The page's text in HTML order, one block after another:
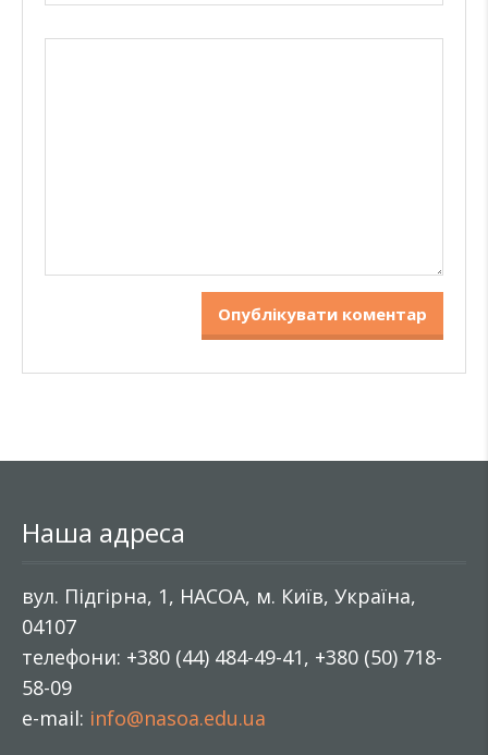
Наша адреса
вул. Підгірна, 1, НАСОА, м. Київ, Україна,
04107
телефони: +380 (44) 484-49-41, +380 (50) 718-
58-09
e-mail: info@nasoa.edu.ua